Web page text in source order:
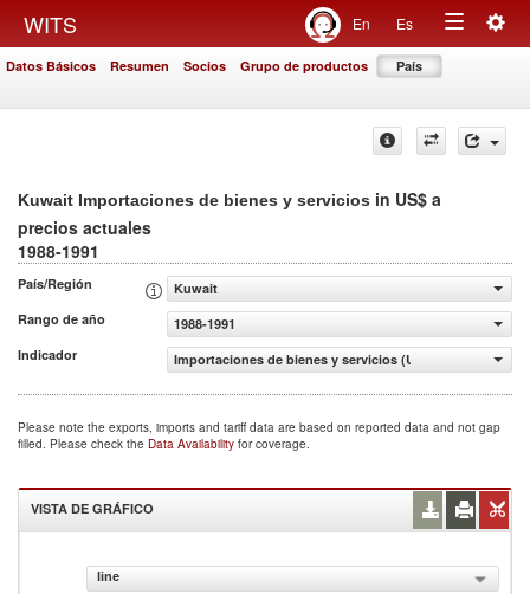
WITS En Es
Toggle
Datos Básicos Resumen Socios Grupo de productos País
Kuwait Importaciones de bienes y servicios in US$ a
precios actuales
1988-1991
País/Región
Kuwait
Rango de año
1988-1991
Indicador
Importaciones de bienes y servicios (US$ a precios
Please note the exports, imports and tariff data are based on reported data and not gap
filled. Please check the Data Availability for coverage.
VISTA DE GRÁFICO
line